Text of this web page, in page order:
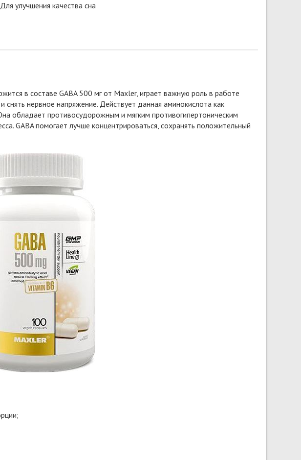
Для улучшения качества сна
в составе GABA 500 мг от Maxler, играет важную роль в работе
нервное напряжение. Действует данная аминокислота как
обладает противосудорожным и мягким противогипертоническим
GABA помогает лучше концентрироваться, сохранять положительный